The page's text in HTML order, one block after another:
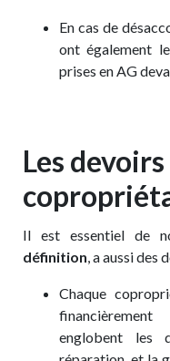
En cas de
ont également
prises en AG
Les
Il est essentiel de
définition, a aussi des
Chaque
englobent les